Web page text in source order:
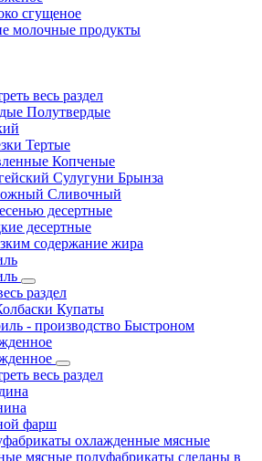
сгущеное
молочные продукты
весь раздел
Полутвердые
Тертые
Копченые
Сулугуни Брынза
Сливочный
десертные
десертные
содержание жира
раздел
Купаты
- производство Быстроном
весь раздел
фарш
охлажденные мясные
мясные полуфабрикаты сделаны в